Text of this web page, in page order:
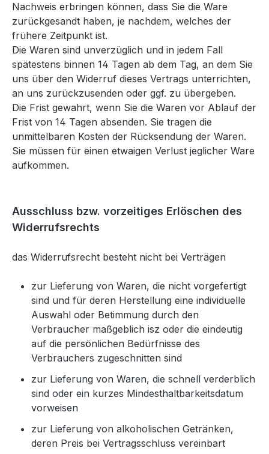
Nachweis erbringen können, dass Sie die Ware
zurückgesandt haben, je nachdem, welches der
frühere Zeitpunkt ist.
Die Waren sind unverzüglich und in jedem Fall
spätestens binnen 14 Tagen ab dem Tag, an dem Sie
uns über den Widerruf dieses Vertrags unterrichten,
an uns zurückzusenden oder ggf. zu übergeben.
Die Frist gewahrt, wenn Sie die Waren vor Ablauf der
Frist von 14 Tagen absenden. Sie tragen die
unmittelbaren Kosten der Rücksendung der Waren.
Sie müssen für einen etwaigen Verlust jeglicher Ware
aufkommen.
Ausschluss bzw. vorzeitiges Erlöschen des
Widerrufsrechts
das Widerrufsrecht besteht nicht bei Verträgen
zur Lieferung von Waren, die nicht vorgefertigt
sind und für deren Herstellung eine individuelle
Auswahl oder Betimmung durch den
Verbraucher maßgeblich isz oder die eindeutig
auf die persönlichen Bedürfnisse des
Verbrauchers zugeschnitten sind
zur Lieferung von Waren, die schnell verderblich
sind oder ein kurzes Mindesthaltbarkeitsdatum
vorweisen
zur Lieferung von alkoholischen Getränken,
deren Preis bei Vertragsschluss vereinbart